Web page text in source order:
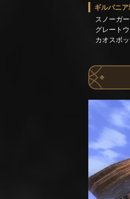
ギルバニ
スノーガー
グレートウ
カオスボッ